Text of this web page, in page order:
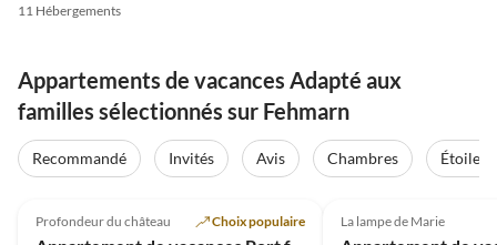
11 Hébergements
Appartements de vacances Adapté aux
familles sélectionnés sur Fehmarn
Recommandé Invités Avis Chambres Étoiles
Meilleure
Profondeur du château Choix populaire
virtuelle
La lampe de Marie